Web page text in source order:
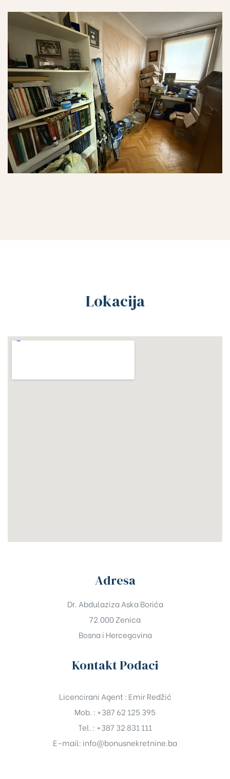
Lokacija
Adresa
Dr. Abdulaziza Aska Borića
72.000 Zenica
Bosna i Hercegovina
Kontakt Podaci
Licencirani Agent : Emir Redžić
Mob. : +387 62 125 395
Tel. : +387 32 831 111
E-mail: info@bonusnekretnine.ba